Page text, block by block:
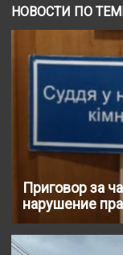
НОВОСТИ ПО
Приговор за
нарушение